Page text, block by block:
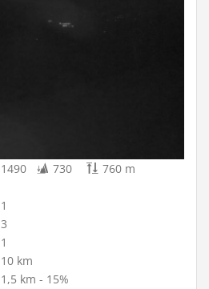
1490 730
760 m
1
3
1
10 km
1,5 km - 15%